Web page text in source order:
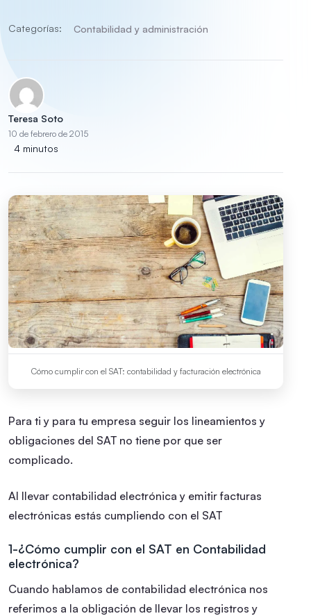
Categorías: Contabilidad y administración
Teresa Soto
10 de febrero de 2015
4 minutos
Cómo cumplir con el SAT: contabilidad y facturación electrónica
Para ti y para tu empresa seguir los lineamientos y
obligaciones del SAT no tiene por que ser
complicado.
Al llevar contabilidad electrónica y emitir facturas
electrónicas estás cumpliendo con el SAT
1-¿Cómo cumplir con el SAT en Contabilidad
electrónica?
Cuando hablamos de contabilidad electrónica nos
referimos a la obligación de llevar los registros y